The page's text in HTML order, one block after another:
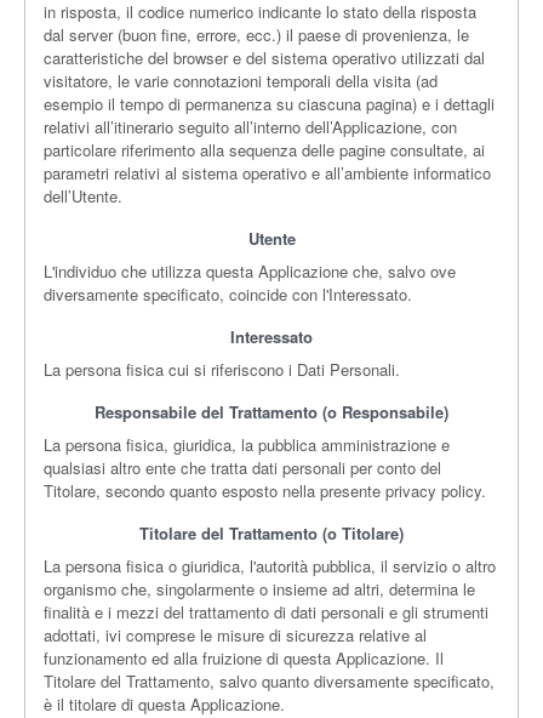
in risposta, il codice numerico indicante lo stato della risposta
dal server (buon fine, errore, ecc.) il paese di provenienza, le
caratteristiche del browser e del sistema operativo utilizzati dal
visitatore, le varie connotazioni temporali della visita (ad
esempio il tempo di permanenza su ciascuna pagina) e i dettagli
relativi all’itinerario seguito all’interno dell’Applicazione, con
particolare riferimento alla sequenza delle pagine consultate, ai
parametri relativi al sistema operativo e all’ambiente informatico
dell’Utente.
Utente
L'individuo che utilizza questa Applicazione che, salvo ove
diversamente specificato, coincide con l'Interessato.
Interessato
La persona fisica cui si riferiscono i Dati Personali.
Responsabile del Trattamento (o Responsabile)
La persona fisica, giuridica, la pubblica amministrazione e
qualsiasi altro ente che tratta dati personali per conto del
Titolare, secondo quanto esposto nella presente privacy policy.
Titolare del Trattamento (o Titolare)
La persona fisica o giuridica, l'autorità pubblica, il servizio o altro
organismo che, singolarmente o insieme ad altri, determina le
finalità e i mezzi del trattamento di dati personali e gli strumenti
adottati, ivi comprese le misure di sicurezza relative al
funzionamento ed alla fruizione di questa Applicazione. Il
Titolare del Trattamento, salvo quanto diversamente specificato,
è il titolare di questa Applicazione.